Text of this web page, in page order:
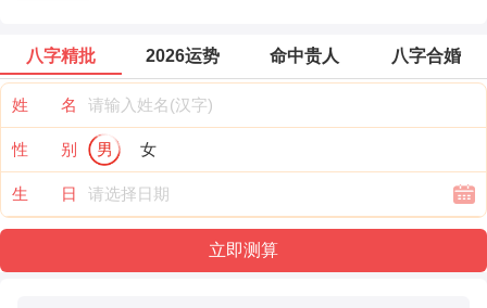
八字精批 2026运势 命中贵人 八字合婚
姓 名
性 别 男 女
生 日